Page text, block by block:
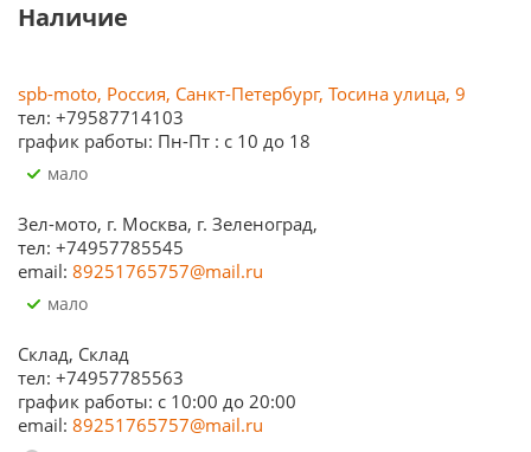
Наличие
spb-moto, Россия, Санкт-Петербург, Тосина улица, 9
тел: +79587714103
график работы: Пн-Пт : с 10 до 18
Мало
Зел-мото, г. Москва, г. Зеленоград,
тел: +74957785545
email: 89251765757@mail.ru
Мало
Склад, Склад
тел: +74957785563
график работы: c 10:00 до 20:00
email: 89251765757@mail.ru